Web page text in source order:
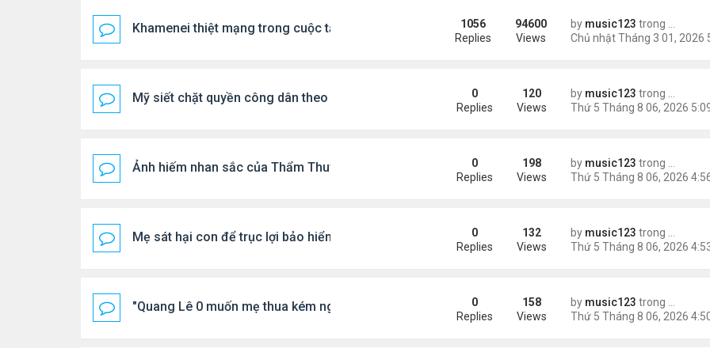
Khamenei thiệt mạng trong cuộc tấn công phối hợp giữa Mỹ và Israel by music123 trong
Tin
1056
Replies
94600
Views
Mỹ siết chặt quyền công dân theo nơi sinh, mở rộng chống “du lịch sinh con”by music123 trong
0
Replies
120
Views
Ảnh hiếm nhan sắc của Thẩm Thuý Hằng by music123 trong
0
Replies
198
Views
Mẹ sát hại con để trục lợi bảo hiểm by music123 trong
0
Replies
132
Views
"Quang Lê 0 muốn mẹ thua kém người khác" by music123 trong
0
Replies
158
Views